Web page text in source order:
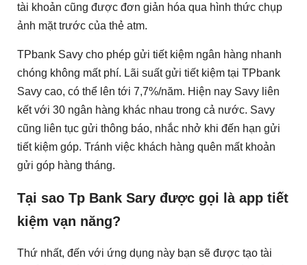
tài khoản cũng được đơn giản hóa qua hình thức chụp
ảnh mặt trước của thẻ atm.
TPbank Savy cho phép gửi tiết kiệm ngân hàng nhanh
chóng không mất phí. Lãi suất gửi tiết kiệm tại TPbank
Savy cao, có thể lên tới 7,7%/năm. Hiện nay Savy liên
kết với 30 ngân hàng khác nhau trong cả nước. Savy
cũng liên tục gửi thông báo, nhắc nhở khi đến hạn gửi
tiết kiệm góp. Tránh việc khách hàng quên mất khoản
gửi góp hàng tháng.
Tại sao Tp Bank Sary được gọi là app tiết
kiệm vạn năng?
Thứ nhất, đến với ứng dụng này bạn sẽ được tạo tài